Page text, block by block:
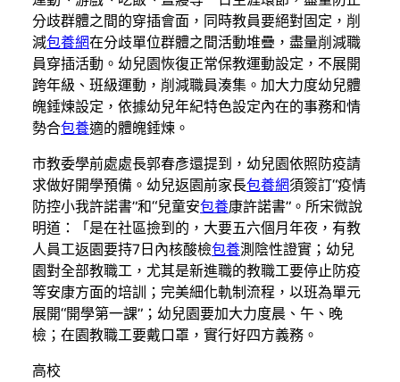
分歧群體之間的穿插會面，同時教員要絕對固定，削
減包養網在分歧單位群體之間活動堆疊，盡量削減職
員穿插活動。幼兒園恢復正常保教運動設定，不展開
跨年級、班級運動，削減職員湊集。加大力度幼兒體
魄錘煉設定，依據幼兒年紀特色設定內在的事務和情
勢合包養適的體魄錘煉。
市教委學前處處長郭春彥還提到，幼兒園依照防疫請
求做好開學預備。幼兒返園前家長包養網須簽訂“疫情
防控小我許諾書”和“兒童安包養康許諾書”。所宋微說
明道：「是在社區撿到的，大要五六個月年夜，有教
人員工返園要持7日內核酸檢包養測陰性證實；幼兒
園對全部教職工，尤其是新進職的教職工要停止防疫
等安康方面的培訓；完美細化軌制流程，以班為單元
展開“開學第一課”；幼兒園要加大力度晨、午、晚
檢；在園教職工要戴口罩，實行好四方義務。
高校